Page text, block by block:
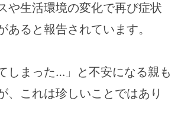
や生活環境の変化で再び症状
あると報告されています。
しまった…」と不安になる親も
、これは珍しいことではあり